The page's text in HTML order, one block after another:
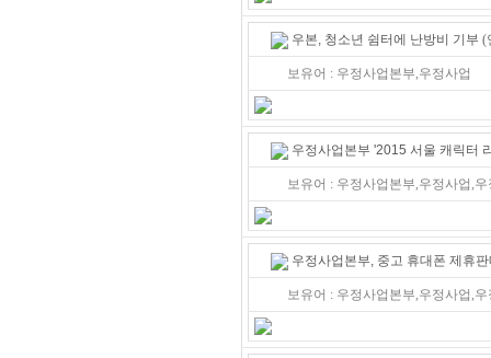
우본, 청소년 쉼터에 난방비 기부 (
보유어 : 우정사업본부,우정사업
우정사업본부 '2015 서울 캐릭터
보유어 : 우정사업본부,우정사업,우
우정사업본부, 중고 휴대폰 제휴
보유어 : 우정사업본부,우정사업,우